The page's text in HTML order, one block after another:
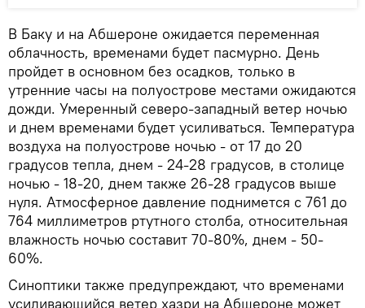
В Баку и на Абшероне ожидается переменная
облачность, временами будет пасмурно. День
пройдет в основном без осадков, только в
утренние часы на полуострове местами ожидаются
дожди. Умеренный северо-западный ветер ночью
и днем временами будет усиливаться. Температура
воздуха на полуострове ночью - от 17 до 20
градусов тепла, днем - 24-28 градусов, в столице
ночью - 18-20, днем также 26-28 градусов выше
нуля. Атмосферное давление поднимется с 761 до
764 миллиметров ртутного столба, относительная
влажность ночью составит 70-80%, днем - 50-
60%.
Синоптики также предупреждают, что временами
усиливающийся ветер хазри на Абшероне может